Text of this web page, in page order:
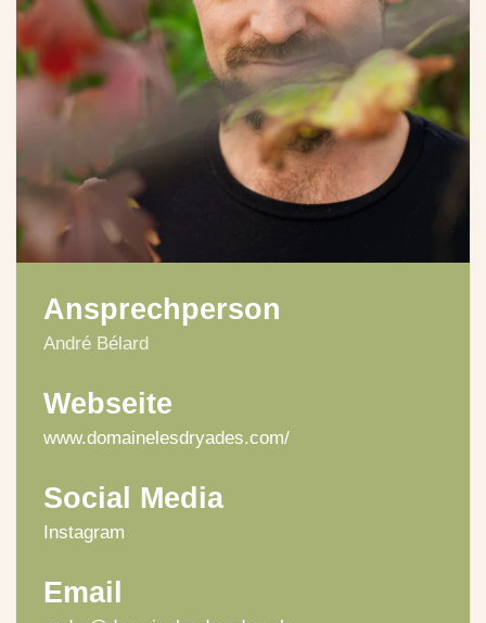
Ansprechperson
André Bélard
Webseite
www.domainelesdryades.com/
Social Media
Instagram
Email